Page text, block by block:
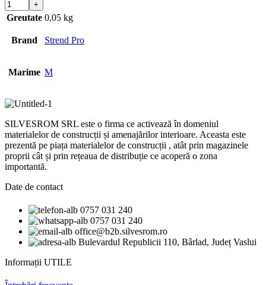
Greutate 0,05 kg
Brand Strend Pro
Marime M
SILVESROM SRL este o firma ce activează în domeniul
materialelor de construcții și amenajărilor interioare. Aceasta este
prezentă pe piața materialelor de construcții , atât prin magazinele
proprii cât și prin rețeaua de distribuție ce acoperă o zona
importantă.
Date de contact
0757 031 240
0757 031 240
office@b2b.silvesrom.ro
Bulevardul Republicii 110, Bârlad, Județ Vaslui
Informații UTILE